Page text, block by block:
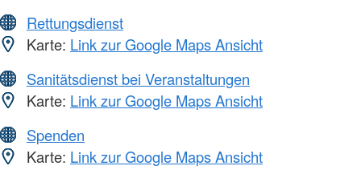
Rettungsdienst
Karte: Link zur Google Maps Ansicht
Sanitätsdienst bei Veranstaltungen
Karte: Link zur Google Maps Ansicht
Spenden
Karte: Link zur Google Maps Ansicht